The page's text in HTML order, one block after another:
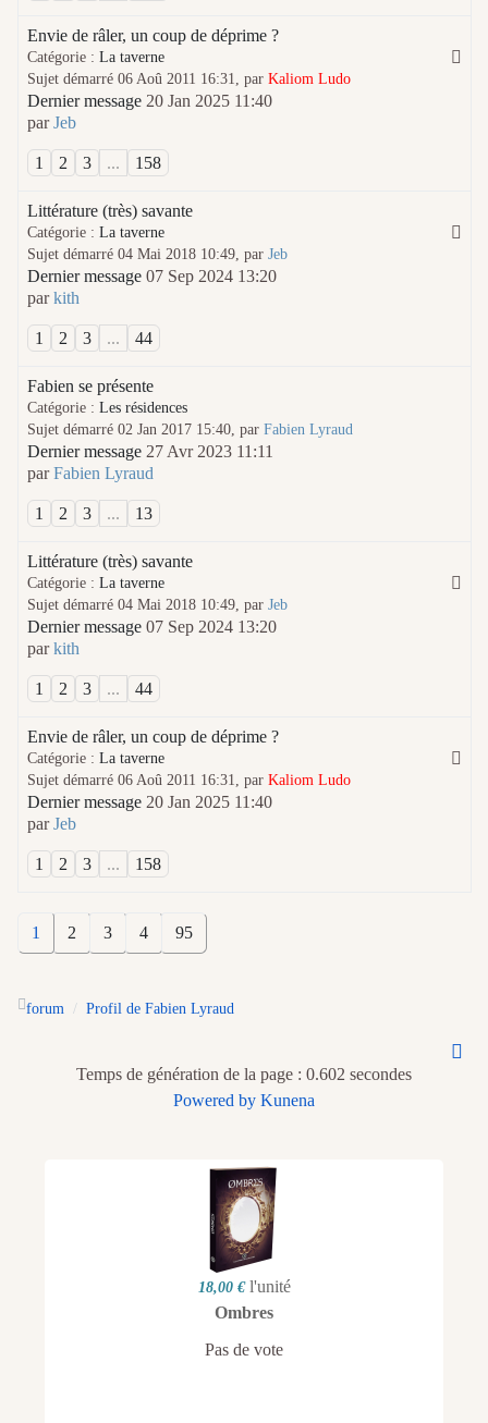
Envie de râler, un coup de déprime ?
Catégorie : La taverne
Sujet démarré 06 Aoû 2011 16:31, par Kaliom Ludo
Dernier message 20 Jan 2025 11:40
parJeb
1 2 3 ... 158
Littérature (très) savante
Catégorie : La taverne
Sujet démarré 04 Mai 2018 10:49, par Jeb
Dernier message 07 Sep 2024 13:20
parkith
1 2 3 ... 44
Fabien se présente
Catégorie : Les résidences
Sujet démarré 02 Jan 2017 15:40, par Fabien Lyraud
Dernier message 27 Avr 2023 11:11
parFabien Lyraud
1 2 3 ... 13
Littérature (très) savante
Catégorie : La taverne
Sujet démarré 04 Mai 2018 10:49, par Jeb
Dernier message 07 Sep 2024 13:20
parkith
1 2 3 ... 44
Envie de râler, un coup de déprime ?
Catégorie : La taverne
Sujet démarré 06 Aoû 2011 16:31, par Kaliom Ludo
Dernier message 20 Jan 2025 11:40
parJeb
1 2 3 ... 158
1 2 3 4 95
forum Profil de Fabien Lyraud
Temps de génération de la page : 0.602 secondes
Powered by Kunena
18,00 € l'unité
Ombres
Pas de vote